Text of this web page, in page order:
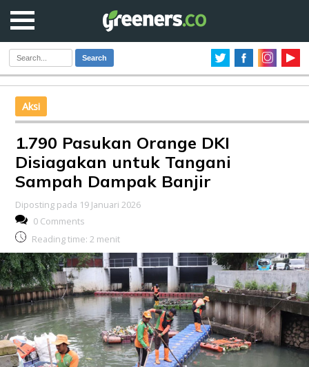
Search
Aksi
1.790 Pasukan Orange DKI
Disiagakan untuk Tangani
Sampah Dampak Banjir
Diposting pada 19 Januari 2026
0 Comments
Reading time: 2 menit